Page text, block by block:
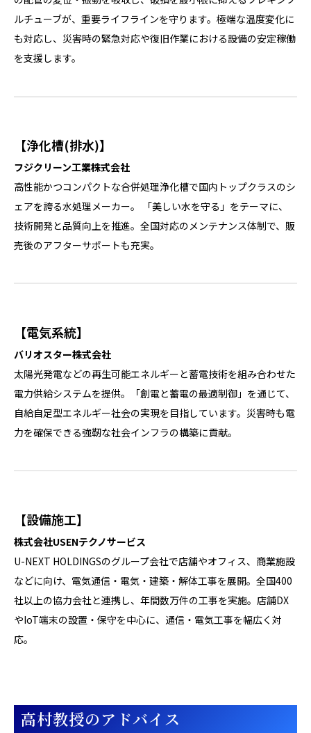
ルチューブが、重要ライフラインを守ります。極端な温度変化に
も対応し、災害時の緊急対応や復旧作業における設備の安定稼働
を支援します。
【浄化槽(排水)】
フジクリーン工業株式会社
高性能かつコンパクトな合併処理浄化槽で国内トップクラスのシ
ェアを誇る水処理メーカー。 「美しい水を守る」をテーマに、
技術開発と品質向上を推進。全国対応のメンテナンス体制で、販
売後のアフターサポートも充実。
【電気系統】
バリオスター株式会社
太陽光発電などの再生可能エネルギーと蓄電技術を組み合わせた
電力供給システムを提供。「創電と蓄電の最適制御」を通じて、
自給自足型エネルギー社会の実現を目指しています。災害時も電
力を確保できる強靭な社会インフラの構築に貢献。
【設備施工】
株式会社USENテクノサービス
U-NEXT HOLDINGSのグループ会社で店舗やオフィス、商業施設
などに向け、電気通信・電気・建築・解体工事を展開。全国400
社以上の協力会社と連携し、年間数万件の工事を実施。店舗DX
やIoT端末の設置・保守を中心に、通信・電気工事を幅広く対
応。
高村教授のアドバイス